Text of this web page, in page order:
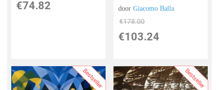
€74.82 doorGiacomo Balla
€178.00
€103.24
Bestseller Bestseller